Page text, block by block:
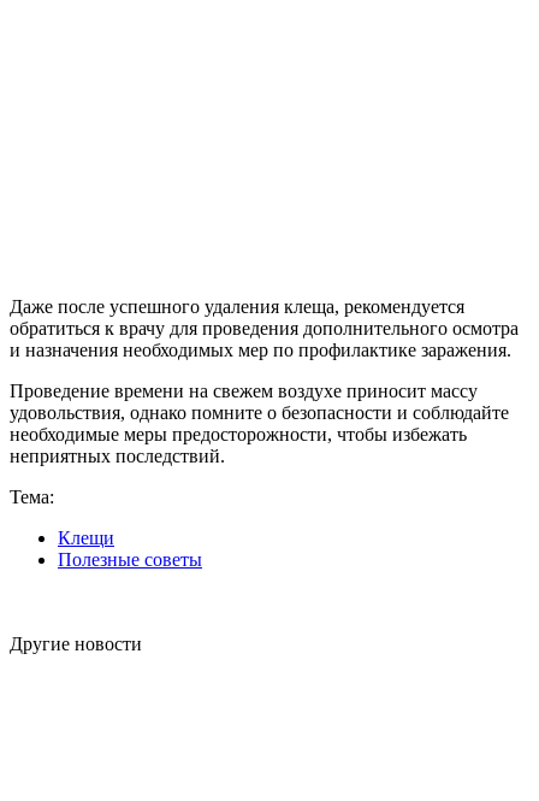
Даже после успешного удаления клеща, рекомендуется
обратиться к врачу для проведения дополнительного осмотра
и назначения необходимых мер по профилактике заражения.
Проведение времени на свежем воздухе приносит массу
удовольствия, однако помните о безопасности и соблюдайте
необходимые меры предосторожности, чтобы избежать
неприятных последствий.
Тема:
Клещи
Полезные советы
Другие новости